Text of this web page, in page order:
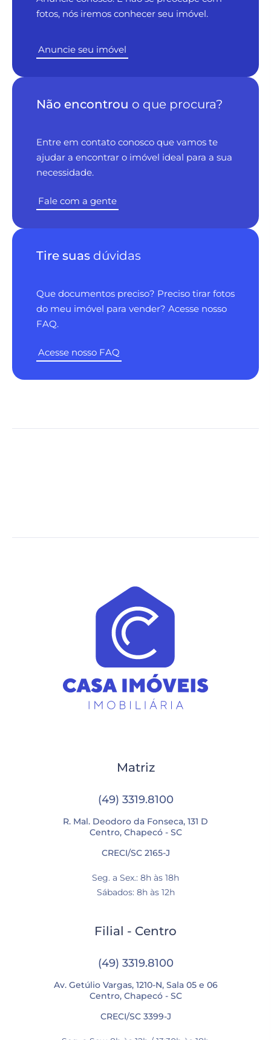
fotos, nós iremos conhecer seu imóvel.
Anuncie seu imóvel
Não encontrou o que procura?
Entre em contato conosco que vamos te
ajudar a encontrar o imóvel ideal para a sua
necessidade.
Fale com a gente
Tire suas dúvidas
Que documentos preciso? Preciso tirar fotos
do meu imóvel para vender? Acesse nosso
FAQ.
Acesse nosso FAQ
Matriz
(49) 3319.8100
R. Mal. Deodoro da Fonseca, 131 D
Centro, Chapecó - SC
CRECI/SC 2165-J
Seg. a Sex.: 8h às 18h
Sábados: 8h às 12h
Filial - Centro
(49) 3319.8100
Av. Getúlio Vargas, 1210-N, Sala 05 e 06
Centro, Chapecó - SC
CRECI/SC 3399-J